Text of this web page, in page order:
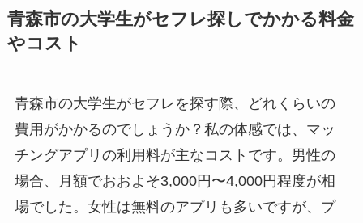
青森市の大学生がセフレ探しでかかる料金
やコスト
青森市の大学生がセフレを探す際、どれくらいの
費用がかかるのでしょうか？私の体感では、マッ
チングアプリの利用料が主なコストです。男性の
場合、月額でおおよそ3,000円〜4,000円程度が相
場でした。女性は無料のアプリも多いですが、プ